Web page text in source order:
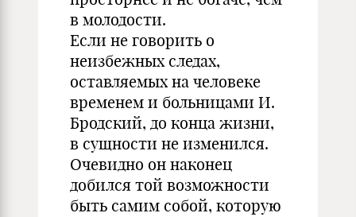
в молодости.
Если не говорить о
неизбежных следах,
оставляемых на человеке
временем и больницами И.
Бродский, до конца жизни,
в сущности не изменился.
Очевидно он наконец
добился той возможности
быть самим собой, которую